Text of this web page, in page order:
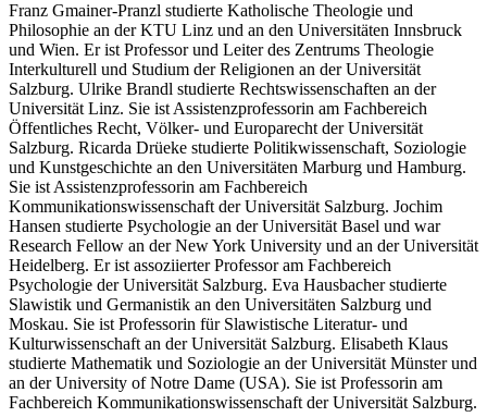
Franz Gmainer-Pranzl studierte Katholische Theologie und
Philosophie an der KTU Linz und an den Universitäten Innsbruck
und Wien. Er ist Professor und Leiter des Zentrums Theologie
Interkulturell und Studium der Religionen an der Universität
Salzburg. Ulrike Brandl studierte Rechtswissenschaften an der
Universität Linz. Sie ist Assistenzprofessorin am Fachbereich
Öffentliches Recht, Völker- und Europarecht der Universität
Salzburg. Ricarda Drüeke studierte Politikwissenschaft, Soziologie
und Kunstgeschichte an den Universitäten Marburg und Hamburg.
Sie ist Assistenzprofessorin am Fachbereich
Kommunikationswissenschaft der Universität Salzburg. Jochim
Hansen studierte Psychologie an der Universität Basel und war
Research Fellow an der New York University und an der Universität
Heidelberg. Er ist assoziierter Professor am Fachbereich
Psychologie der Universität Salzburg. Eva Hausbacher studierte
Slawistik und Germanistik an den Universitäten Salzburg und
Moskau. Sie ist Professorin für Slawistische Literatur- und
Kulturwissenschaft an der Universität Salzburg. Elisabeth Klaus
studierte Mathematik und Soziologie an der Universität Münster und
an der University of Notre Dame (USA). Sie ist Professorin am
Fachbereich Kommunikationswissenschaft der Universität Salzburg.